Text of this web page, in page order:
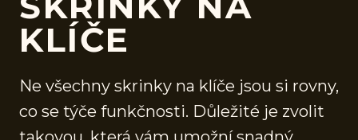
KLÍČE
Ne všechny skrinky na klíče jsou si rovny,
co se týče funkčnosti. Důležité je zvolit